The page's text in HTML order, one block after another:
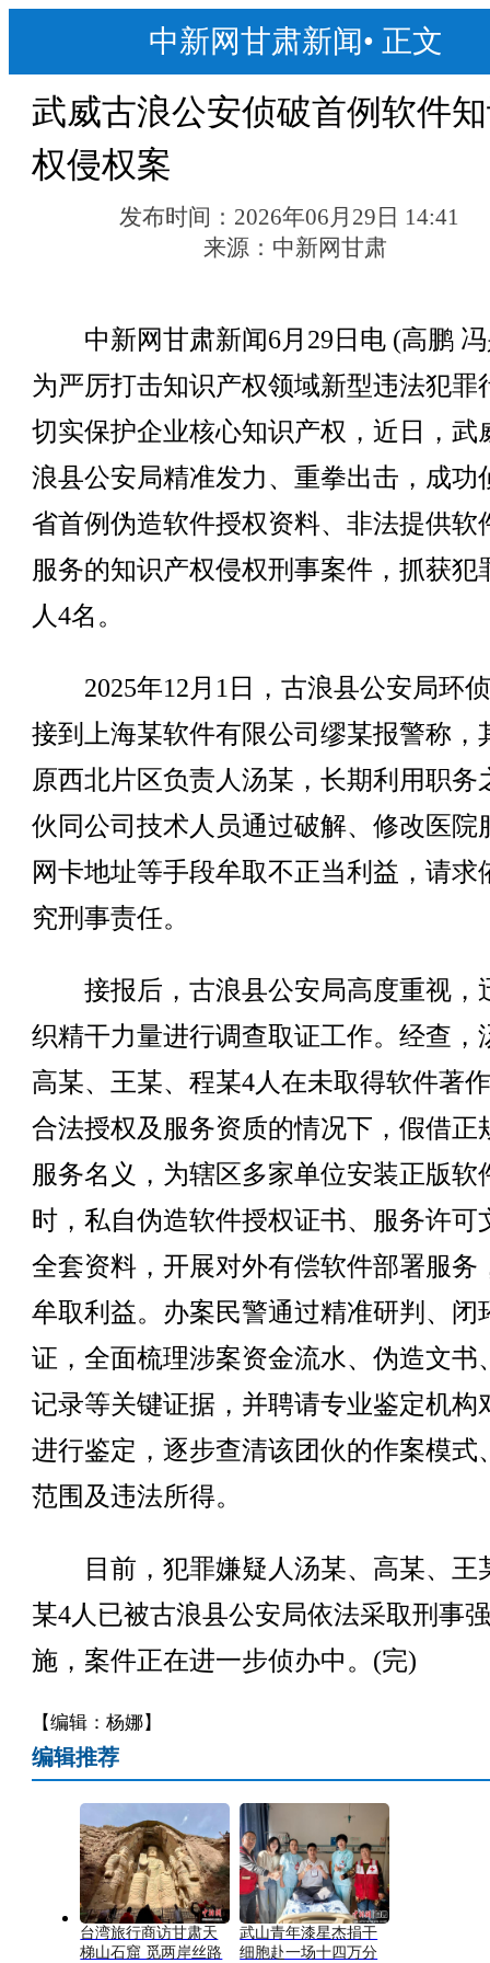
中新网甘肃新闻• 正文
武威古浪公安侦破首例软件
权侵权案
发布时间： 2026年06月29日 14:41
来源： 中新网甘肃
中新网甘肃新闻6月29日电 (高鹏 冯
为严厉打击知识产权领域新型违法犯罪
切实保护企业核心知识产权，近日，武
浪县公安局精准发力、重拳出击，成功
省首例伪造软件授权资料、非法提供软
服务的知识产权侵权刑事案件，抓获犯
人4名。
2025年12月1日，古浪县公安局环
接到上海某软件有限公司缪某报警称，
原西北片区负责人汤某，长期利用职务
伙同公司技术人员通过破解、修改医院
网卡地址等手段牟取不正当利益，请求
究刑事责任。
接报后，古浪县公安局高度重视，
织精干力量进行调查取证工作。经查，
高某、王某、程某4人在未取得软件著
合法授权及服务资质的情况下，假借正
服务名义，为辖区多家单位安装正版软
时，私自伪造软件授权证书、服务许可
全套资料，开展对外有偿软件部署服务
牟取利益。办案民警通过精准研判、闭
证，全面梳理涉案资金流水、伪造文书
记录等关键证据，并聘请专业鉴定机构
进行鉴定，逐步查清该团伙的作案模式
范围及违法所得。
目前，犯罪嫌疑人汤某、高某、王
某4人已被古浪县公安局依法采取刑事
施，案件正在进一步侦办中。(完)
【编辑：杨娜】
编辑推荐
台湾旅行商访甘肃天
梯山石窟 觅两岸丝路
武山青年漆星杰捐干
细胞赴一场十四万分